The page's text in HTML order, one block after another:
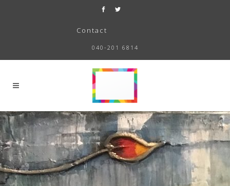
Contact
040-201 6814